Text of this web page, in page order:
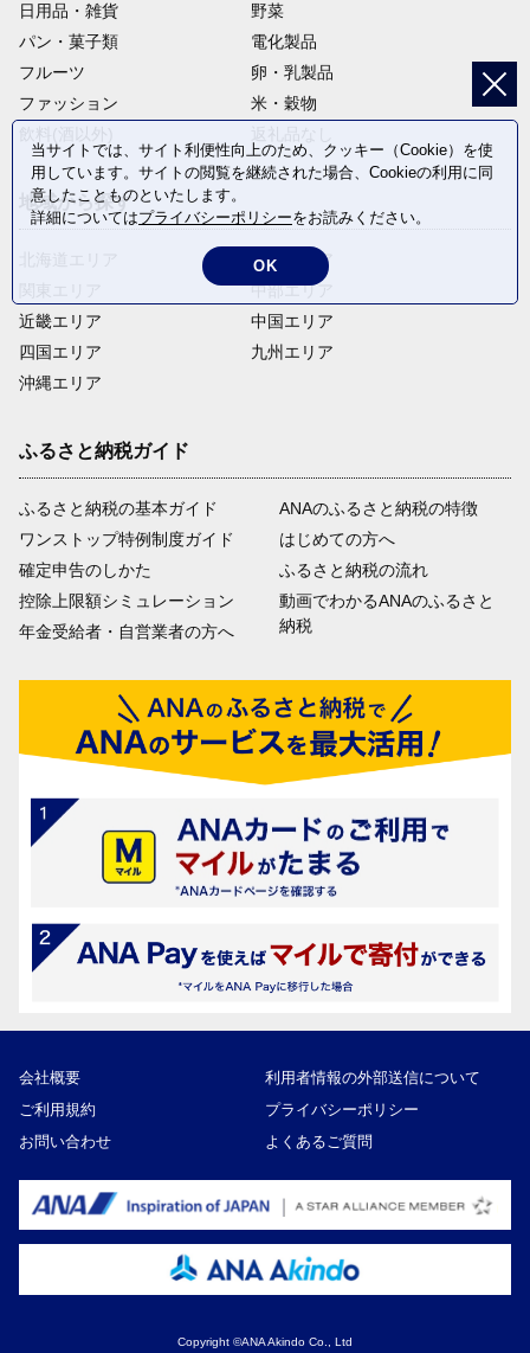
日用品・雑貨
野菜
パン・菓子類
電化製品
フルーツ
卵・乳製品
ファッション
米・穀物
地域から探す
近畿エリア
四国エリア
沖縄エリア
東北エリア
中部エリア
中国エリア
九州エリア
ふるさと納税ガイド
ふるさと納税の基本ガイド
ワンストップ特例制度ガイド
確定申告のしかた
控除上限額シミュレーション
年金受給者・自営業者の方へ
ANAのふるさと納税の特徴
はじめての方へ
ふるさと納税の流れ
動画でわかるANAのふるさと
納税
会社概要
利用者情報の外部送信について
ご利用規約
プライバシーポリシー
お問い合わせ
よくあるご質問
Copyright ©ANA Akindo Co., Ltd
当サイトでは、サイト利便性向上のため、クッキー（Cookie）を使
用しています。サイトの閲覧を継続された場合、Cookieの利用に同
意したことものといたします。
詳細についてはプライバシーポリシーをお読みください。
OK